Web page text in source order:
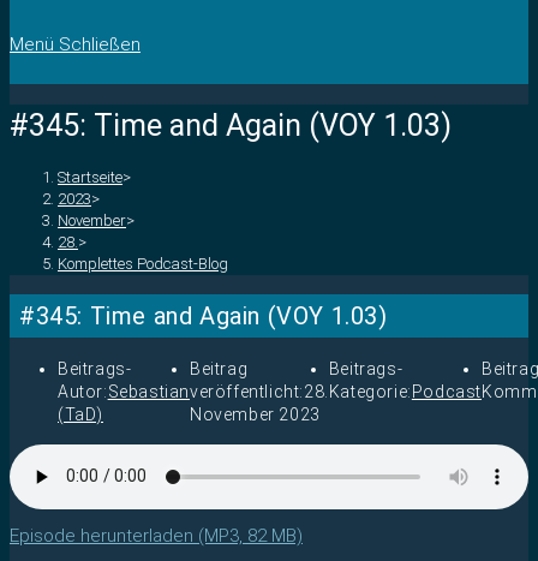
Menü Schließen
#345: Time and Again (VOY 1.03)
Startseite>
2023>
November>
28. >
Komplettes Podcast-Blog
#345: Time and Again (VOY 1.03)
Beitrags-
Autor:Sebastian
(TaD)
Beitrag
veröffentlicht:28.
November 2023
Beitrags-
Kategorie: Podcast
Episode herunterladen (MP3, 82 MB)